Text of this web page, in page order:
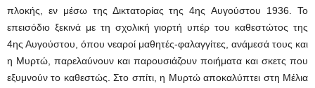
πλοκής, εν μέσω της Δικτατορίας της 4ης Αυγούστου 1936. Το
επεισόδιο ξεκινά με τη σχολική γιορτή υπέρ του καθεστώτος της
4ης Αυγούστου, όπου νεαροί μαθητές-φαλαγγίτες, ανάμεσά τους και
η Μυρτώ, παρελαύνουν και παρουσιάζουν ποιήματα και σκετς που
εξυμνούν το καθεστώς. Στο σπίτι, η Μυρτώ αποκαλύπτει στη Μέλια